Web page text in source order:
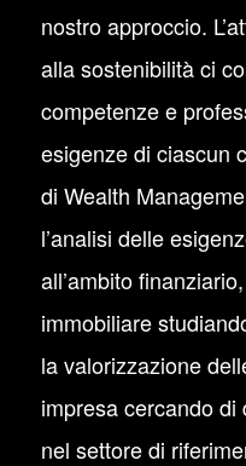
nostro approccio.
alla sostenibilità ci
competenze e
esigenze di ciascun
di Wealth
l’analisi delle
all’ambito
immobiliare
la valorizzazione
impresa cercando
nel settore di